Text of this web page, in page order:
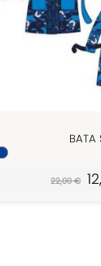
BATA
22,00 €